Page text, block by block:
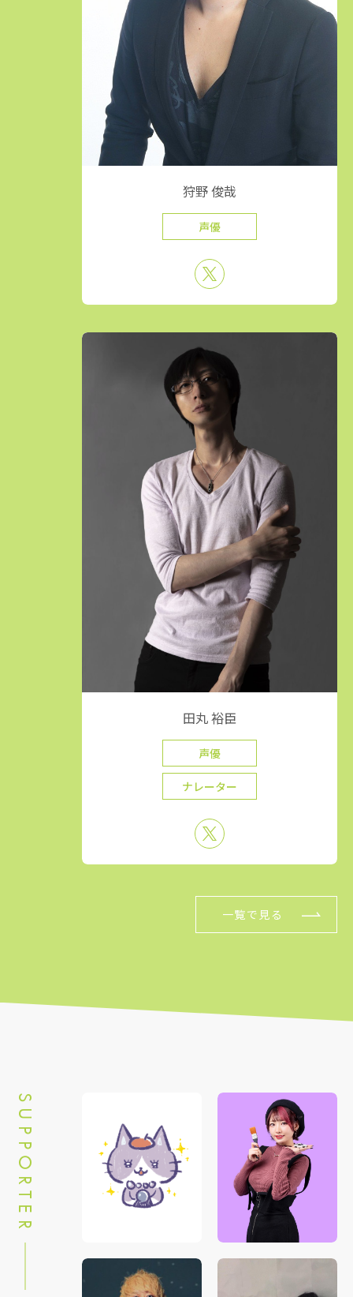
狩野 俊哉
声優
田丸 裕臣
声優
ナレーター
一覧で見る
SUPPORTER